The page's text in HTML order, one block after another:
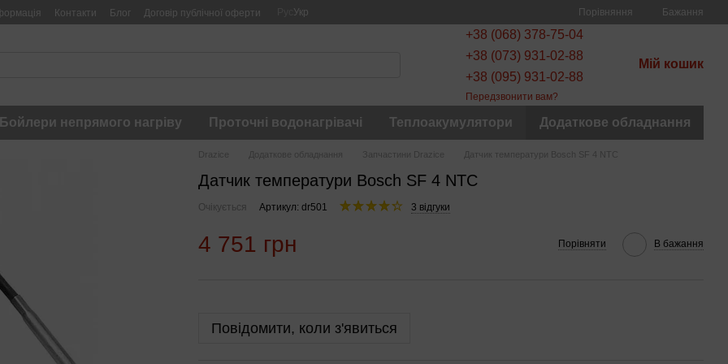
Контакти Блог Договір публічної оферти Укр Порівняння Бажання
+38 (068) 378-75-04
+38 (073) 931-02-88
+38 (095) 931-02-88
Передзвонити вам?
Мій кошик
Бойлери непрямого нагріву Проточні водонагрівачі Теплоакумулятори Додаткове обладнання
Drazice Додаткове обладнання Запчастини Drazice Датчик температури Bosch SF 4 NTC
Датчик температури Bosch SF 4 NTC
Очікується Артикул: dr501 3 відгуки
4 751 грн Порівняти В бажання
Повідомити, коли з'явиться